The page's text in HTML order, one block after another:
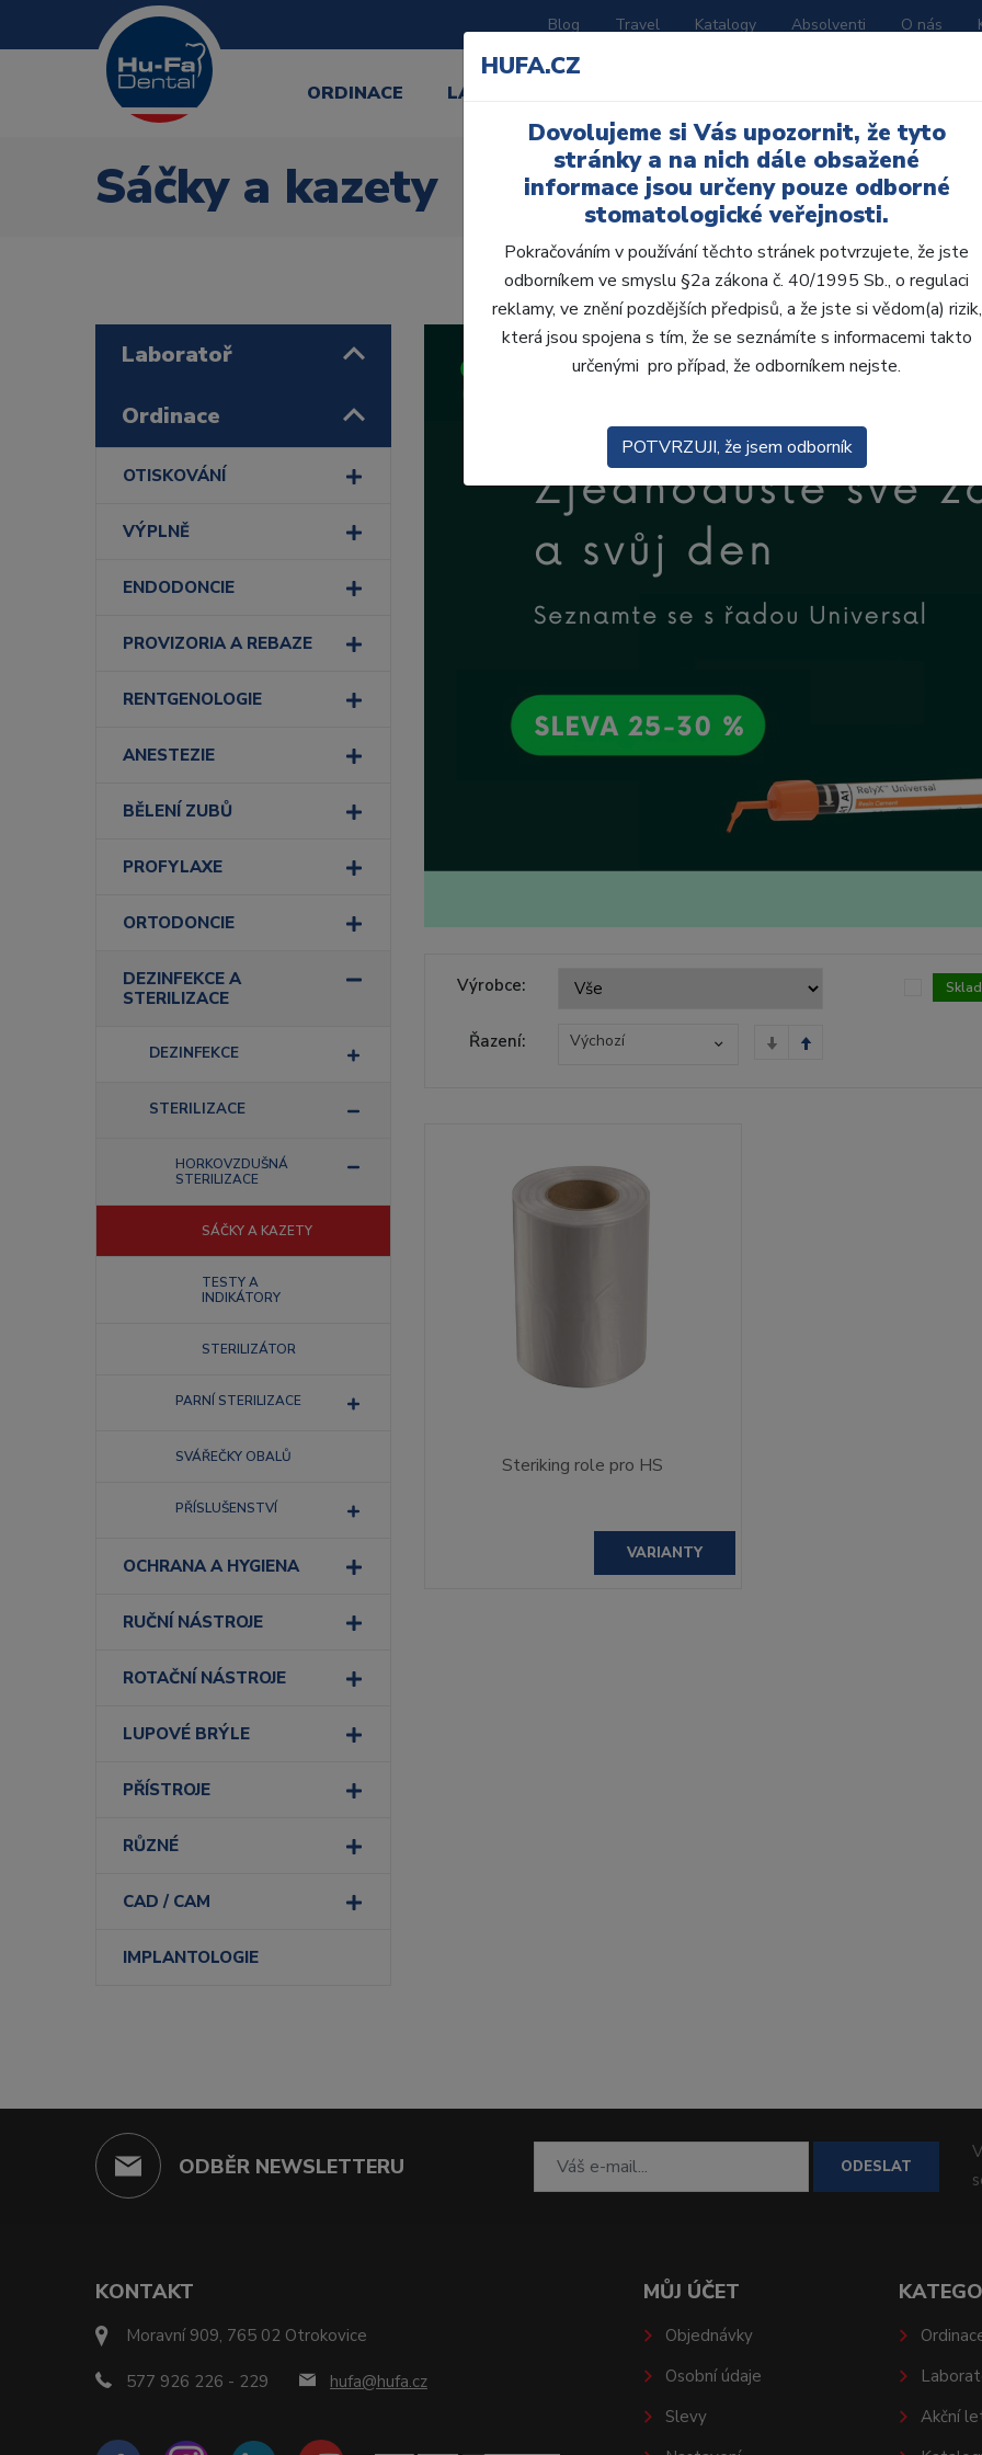
Blog Travel Katalogy Absolventi O nás
ORDINACE LABORATOŘ
Sáčky a kazety
Laboratoř
Ordinace
OTISKOVÁNÍ
VÝPLNĚ
ENDODONCIE
PROVIZORIA A REBAZE
RENTGENOLOGIE
ANESTEZIE
BĚLENÍ ZUBŮ
PROFYLAXE
ORTODONCIE
DEZINFEKCE A
STERILIZACE
DEZINFEKCE
STERILIZACE
HORKOVZDUŠNÁ
STERILIZACE
SÁČKY A KAZETY
TESTY A
INDIKÁTORY
STERILIZÁTOR
PARNÍ STERILIZACE
SVÁŘEČKY OBALŮ
PŘÍSLUŠENSTVÍ
OCHRANA A HYGIENA
RUČNÍ NÁSTROJE
ROTAČNÍ NÁSTROJE
LUPOVÉ BRÝLE
PŘÍSTROJE
RŮZNÉ
CAD / CAM
IMPLANTOLOGIE
Výrobce:
Řazení: Výchozí
Steriking role pro HS
VARIANTY
ODBĚR NEWSLETTERU ODESLAT
KONTAKT
Moravní 909, 765 02 Otrokovice
577 926 226 - 229 hufa@hufa.cz
MŮJ ÚČET
Objednávky
Osobní údaje
Slevy
Akční
HUFA.CZ
Dovolujeme si Vás upozornit, že tyto
stránky a na nich dále obsažené
informace jsou určeny pouze odborné
stomatologické veřejnosti.
Pokračováním v používání těchto stránek potvrzujete, že jste
odborníkem ve smyslu §2a zákona č. 40/1995 Sb., o regulaci
reklamy, ve znění pozdějších předpisů, a že jste si vědom(a) rizik,
která jsou spojena s tím, že se seznámíte s informacemi takto
určenými pro případ, že odborníkem nejste.
POTVRZUJI, že jsem odborník